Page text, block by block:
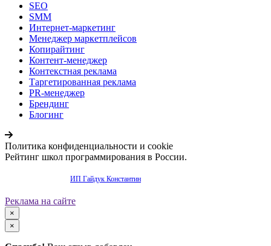
SEO
SMM
Интернет-маркетинг
Менеджер маркетплейсов
Копирайтинг
Контент-менеджер
Контекстная реклама
Таргетированная реклама
PR-менеджер
Брендинг
Блогинг
Политика конфиденциальности и cookie
Рейтинг школ программирования в России.
ИП Гайдук Константин
Реклама на сайте
×
×